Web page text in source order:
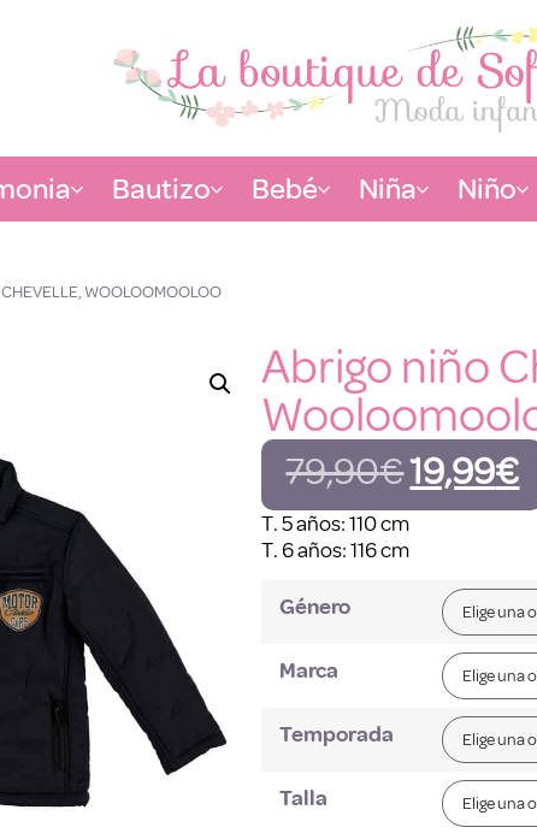
Bautizo Bebé Niña Niño
WOOLOOMOOLOO
Abrigo niño
79,90€19,99€
T. 5 años: 110 cm
T. 6 años: 116 cm
Género
Marca
Temporada
Talla